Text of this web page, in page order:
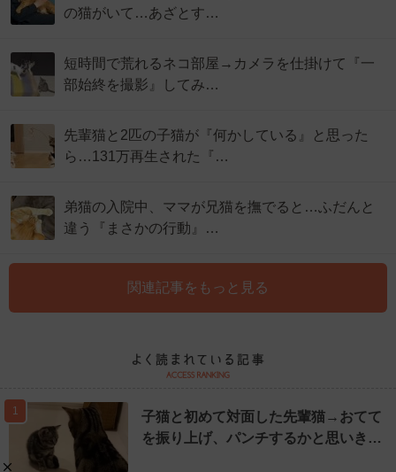
の猫がいて…あざとす…
短時間で荒れるネコ部屋→カメラを仕掛けて『一
部始終を撮影』してみ…
先輩猫と2匹の子猫が『何かしている』と思った
ら…131万再生された『…
弟猫の入院中、ママが兄猫を撫でると…ふだんと
違う『まさかの行動』…
関連記事をもっと見る
1
子猫と初めて対面した先輩猫→おてて
を振り上げ、パンチするかと思いき…